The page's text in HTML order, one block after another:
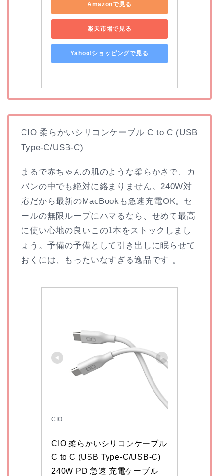
Amazonで見る
楽天市場で見る
Yahoo!ショッピングで見る
CIO 柔らかいシリコンケーブル C to C (USB
Type-C/USB-C)
まるで赤ちゃんの肌のような柔らかさで、カ
バンの中でも絶対に絡まりません。240W対
応だから最新のMacBookも急速充電OK。セ
ールの無限ループにハマるなら、せめて最高
に使い心地の良いこの1本をストックしまし
ょう。予備の予備として引き出しに眠らせて
おくには、もったいなすぎる逸品です 。
CIO
CIO 柔らかいシリコンケーブル
C to C (USB Type-C/USB-C)
240W PD 急速 充電ケーブル